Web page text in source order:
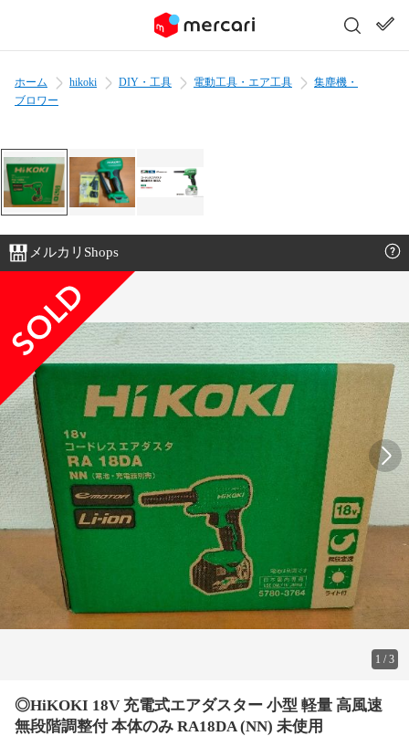
ホーム hikoki DIY・工具 電動工具・エア工具
集塵機・
ブロワー
メルカリShops
1 /3
◎HiKOKI 18V 充電式エアダスター 小型 軽量 高風速
無段階調整付 本体のみ RA18DA (NN) 未使用